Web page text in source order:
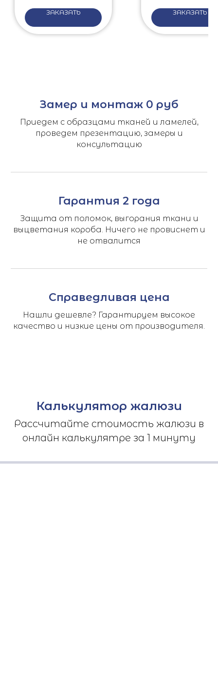
ЗАКАЗАТЬ ЗАКАЗАТЬ
Замер и монтаж 0 руб
Приедем с образцами тканей и ламелей,
проведем презентацию, замеры и
консультацию
Гарантия 2 года
Защита от поломок, выгорания ткани и
выцветания короба. Ничего не провиснет и
не отвалится
Справедливая цена
Нашли дешевле? Гарантируем высокое
качество и низкие цены от производителя.
Калькулятор жалюзи
Рассчитайте стоимость жалюзи в
онлайн калькулятре за 1 минуту